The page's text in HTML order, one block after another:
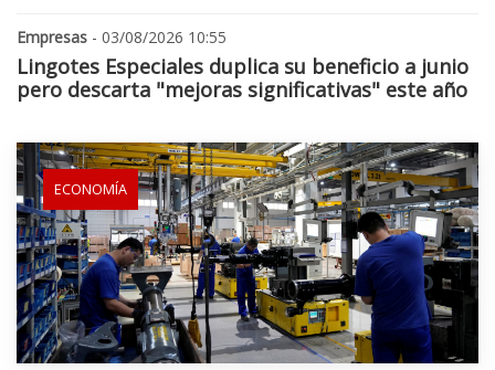
Empresas - 03/08/2026 10:55
Lingotes Especiales duplica su beneficio a junio
pero descarta "mejoras significativas" este año
ECONOMÍA